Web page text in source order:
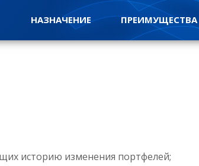
НАЗНАЧЕНИЕ ПРЕИМУЩЕСТВА
историю изменения портфелей;